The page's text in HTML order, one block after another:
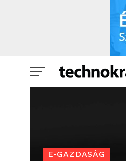
a MiR beindította
E-GAZDASÁG